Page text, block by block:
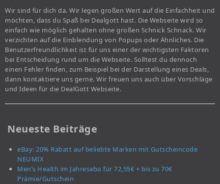
Wir sind für dich da. Wir legen großen Wert auf die Einfachheit und
möchten, dass du Spaß bei Dealgott hast. Die Webseite wird so
einfach wie möglich gehalten ohne großen Schnick Schnack. Wir
verzichten auf die Einblendung von Popups oder Ähnliches. Die
Benutzerfreundlichkeit ist für uns einer der wichtigsten Faktoren
bei Entscheidung rund um die Webseite. Solltest du dennoch
einen Fehler finden, zum Beispiel bei der Darstellung eines Deals,
dann kontaktiere uns gerne. Wir freuen uns auch über Vorschläge
und Ideen für die DealGott Webseite.
Neueste Beiträge
eBay: 20% Rabatt auf beliebte Marken mit Gutscheincode
NEUMIX
Men’s Health im Jahresabo für 72,55€ + bis zu 70€
Prämie/Gutschein